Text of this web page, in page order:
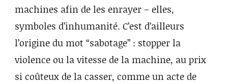
machines afin de les enrayer – elles,
symboles d’inhumanité. C’est d’ailleurs
l’origine du mot “sabotage” : stopper la
violence ou la vitesse de la machine, au prix
si coûteux de la casser, comme un acte de